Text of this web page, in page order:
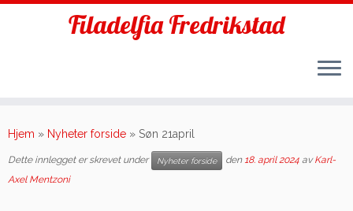
to
Filadelfia Fredrikstad
Hjem » Nyheter forside » Søn 21april
Dette innlegget er skrevet under Nyheter forside den 18. april 2024 avKarl-
Axel Mentzoni